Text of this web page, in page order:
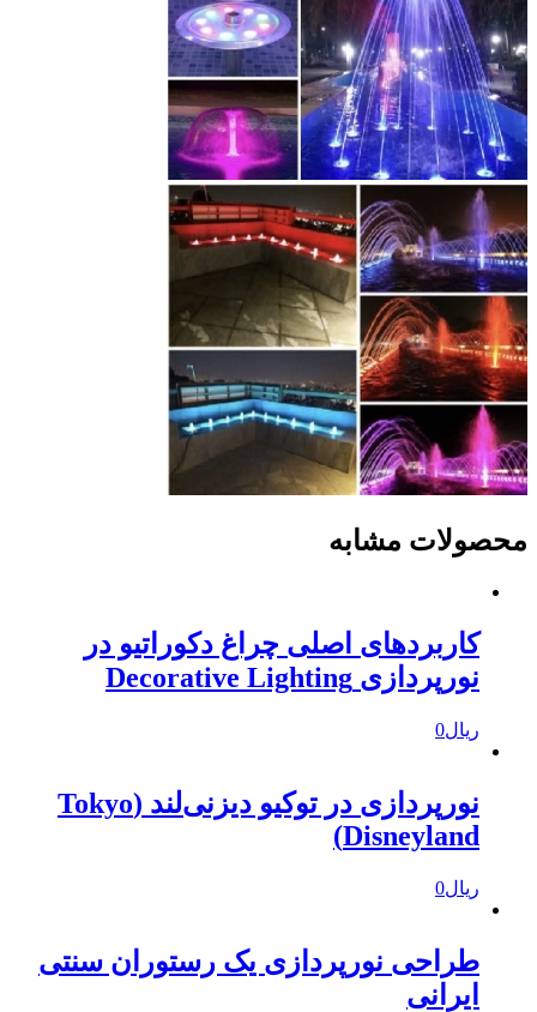
محصولات مشابه
کاربردهای اصلی چراغ دکوراتیو در
نورپردازی Decorative Lighting
ریال0
نورپردازی در توکیو دیزنی‌لند (Tokyo
Disneyland)
ریال0
طراحی نورپردازی یک رستوران سنتی
ایرانی